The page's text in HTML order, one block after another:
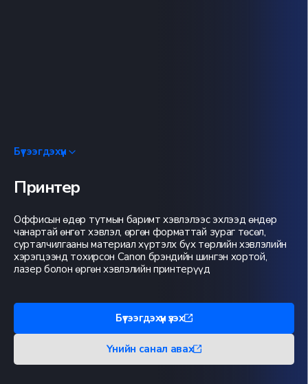
Бүтээгдэхүүн
Принтер
Оффисын өдөр тутмын баримт хэвлэлээс эхлээд өндөр
чанартай өнгөт хэвлэл, өргөн форматтай зураг төсөл,
сурталчилгааны материал хүртэлх бүх төрлийн хэвлэлийн
хэрэгцээнд тохирсон Canon брэндийн шингэн хортой,
лазер болон өргөн хэвлэлийн принтерүүд
Бүтээгдэхүүн үзэх
Үнийн санал авах